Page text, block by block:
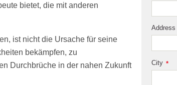
bietet, die mit anderen
ist nicht die Ursache für seine
bekämpfen, zu
Durchbrüche in der nahen Zukunft
Address
*
City